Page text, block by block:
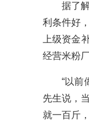
据了解
利条件好
上级资金
经营米粉
“以前做
先生说，
就一百斤